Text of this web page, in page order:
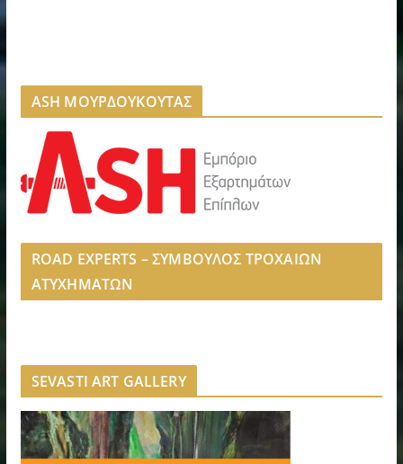
ASH ΜΟΥΡΔΟΥΚΟΥΤΑΣ
ROAD EXPERTS – ΣΥΜΒΟΥΛΟΣ ΤΡΟΧΑΙΩΝ
ΑΤΥΧΗΜΑΤΩΝ
SEVASTI ART GALLERY